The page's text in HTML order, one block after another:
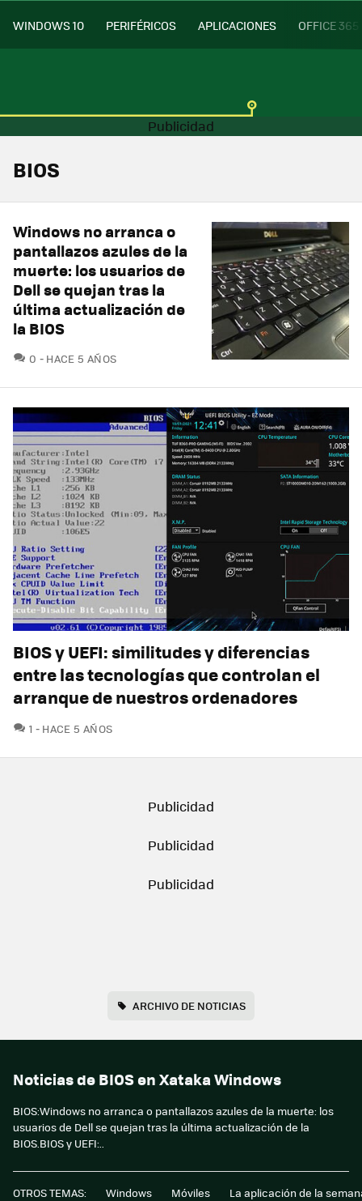
WINDOWS 10 PERIFÉRICOS APLICACIONES OFFICE 365
BIOS
Windows no arranca o
pantallazos azules de la
muerte: los usuarios de
Dell se quejan tras la
última actualización de
la BIOS
0 COMENTARIOS
HACE 5 AÑOS
BIOS y UEFI: similitudes y diferencias
entre las tecnologías que controlan el
arranque de nuestros ordenadores
1 COMENTARIOS
HACE 5 AÑOS
ARCHIVO DE NOTICIAS
Noticias de BIOS en Xataka Windows
BIOS:Windows no arranca o pantallazos azules de la muerte: los
usuarios de Dell se quejan tras la última actualización de la
BIOS.BIOS y UEFI:..
OTROS TEMAS: Windows Móviles La aplicación de la